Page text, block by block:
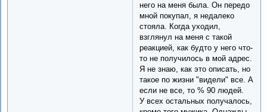
него на меня была. Он передо
мной покупал, я недалеко
стояла. Когда уходил,
взглянул на меня с такой
реакцией, как будто у него что-
то не получилось в мой адрес.
Я не знаю, как это описать, но
такое по жизни "видели" все. А
если не все, то % 90 людей.
У всех остальных получалось,